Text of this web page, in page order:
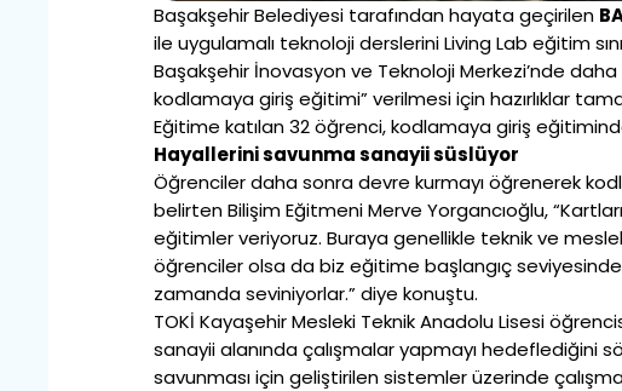
Başakşehir Belediyesi tarafından hayata geçirilen
ile uygulamalı teknoloji derslerini Living Lab eğitim
Başakşehir İnovasyon ve Teknoloji Merkezi’nde
kodlamaya giriş eğitimi” verilmesi için hazırlıklar
Eğitime katılan 32 öğrenci, kodlamaya giriş
Hayallerini savunma sanayii süslüyor
Öğrenciler daha sonra devre kurmayı öğrenerek
belirten Bilişim Eğitmeni Merve Yorgancıoğlu,
eğitimler veriyoruz. Buraya genellikle teknik ve
öğrenciler olsa da biz eğitime başlangıç seviyesinde
zamanda seviniyorlar.” diye konuştu.
TOKİ Kayaşehir Mesleki Teknik Anadolu Lisesi
sanayii alanında çalışmalar yapmayı hedeflediğini
savunması için geliştirilen sistemler üzerinde